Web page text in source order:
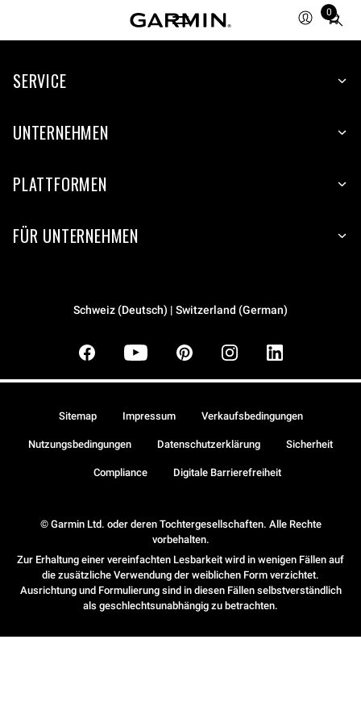
0
Total
items
cart:
SERVICE
UNTERNEHMEN
PLATTFORMEN
FÜR UNTERNEHMEN
Schweiz (Deutsch) | Switzerland (German)
© Garmin Ltd. oder deren Tochtergesellschaften. Alle Rechte
vorbehalten.
Zur Erhaltung einer vereinfachten Lesbarkeit wird in wenigen Fällen auf
die zusätzliche Verwendung der weiblichen Form verzichtet.
Ausrichtung und Formulierung sind in diesen Fällen selbstverständlich
als geschlechtsunabhängig zu betrachten.
Sitemap Impressum Verkaufsbedingungen
Nutzungsbedingungen Datenschutzerklärung Sicherheit
Compliance Digitale Barrierefreiheit